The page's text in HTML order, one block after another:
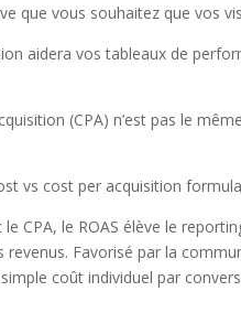
que vous souhaitez que vos
aidera vos tableaux de
(CPA) n’est pas le
CPA, le ROAS élève le
revenus. Favorisé par la
coût individuel par